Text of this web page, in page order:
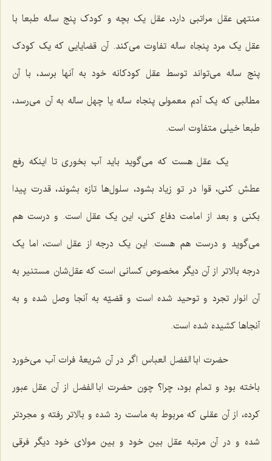
منتهی عقل مراتبی دارد، عقل یک بچه و کودک پنج ساله طبعا با
عقل یک مرد پنجاه ساله تفاوت می‌کند. آن قضایایی که یک کودک
پنج ساله می‌تواند توسط عقل کودکانه خود به آنها برسد، با آن
مطالبی که یک آدم معمولی پنجاه ساله یا چهل ساله به آن می‌رسد،
طبعا خیلی متفاوت است.
یک عقل هست که می‌گوید باید آب بخوری تا اینکه رفع
عطش کنی، قوا در تو زیاد بشود، سلول‌ها تازه بشوند، قدرت پیدا
بکنی و بعد از امامت دفاع کنی، این یک عقل است. و درست هم
می‌گوید و درست هم هست. این یک درجه از عقل است، اما یک
درجه بالاتر از آن دیگر مخصوص کسانی است که عقل‌شان مستنیر به
آن انوار تجرد و توحید شده است و قضیّه به آنجا وصل شده و به
آنجاها کشیده شده است.
حضرت ابا الفضل العباس اگر در آن شریعۀ فرات آب می‌خورد
باخته بود و تمام بود، چرا؟ چون حضرت ابا الفضل از آن عقل عبور
کرده، از آن عقلی که مربوط به ماست رد شده و بالاتر رفته و مجردتر
شده و در آن مرتبه عقل بین خود و بین مولای خود دیگر فرقی